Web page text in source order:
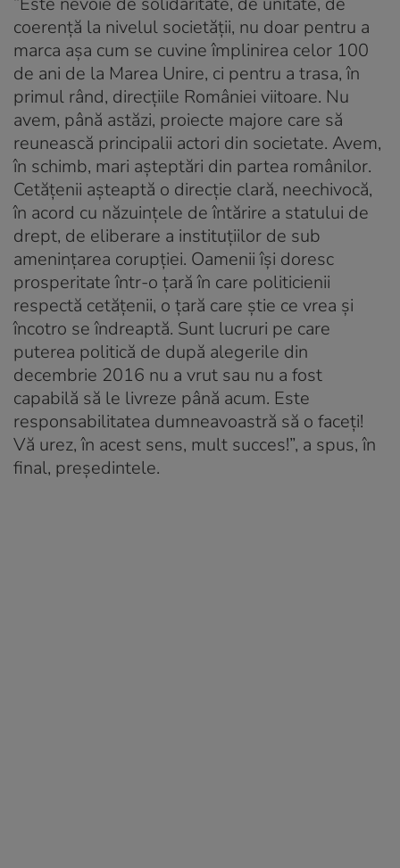
coerență la nivelul societății, nu doar pentru a
marca așa cum se cuvine împlinirea celor 100
de ani de la Marea Unire, ci pentru a trasa, în
primul rând, direcțiile României viitoare. Nu
avem, până astăzi, proiecte majore care să
reunească principalii actori din societate. Avem,
în schimb, mari așteptări din partea românilor.
Cetățenii așteaptă o direcție clară, neechivocă,
în acord cu năzuințele de întărire a statului de
drept, de eliberare a instituțiilor de sub
amenințarea corupției. Oamenii își doresc
prosperitate într-o țară în care politicienii
respectă cetățenii, o țară care știe ce vrea și
încotro se îndreaptă. Sunt lucruri pe care
puterea politică de după alegerile din
decembrie 2016 nu a vrut sau nu a fost
capabilă să le livreze până acum. Este
responsabilitatea dumneavoastră să o faceți!
Vă urez, în acest sens, mult succes!”, a spus, în
final, președintele.